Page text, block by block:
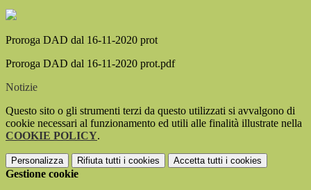
Proroga DAD dal 16-11-2020 prot
Proroga DAD dal 16-11-2020 prot.pdf
Notizie
Questo sito o gli strumenti terzi da questo utilizzati si avvalgono di
cookie necessari al funzionamento ed utili alle finalità illustrate nella
COOKIE POLICY.
Personalizza Rifiuta tutti i cookies Accetta tutti i cookies
Gestione cookie